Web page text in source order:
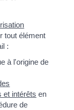
tout élément
:
à l'origine de
et intérêts en
de